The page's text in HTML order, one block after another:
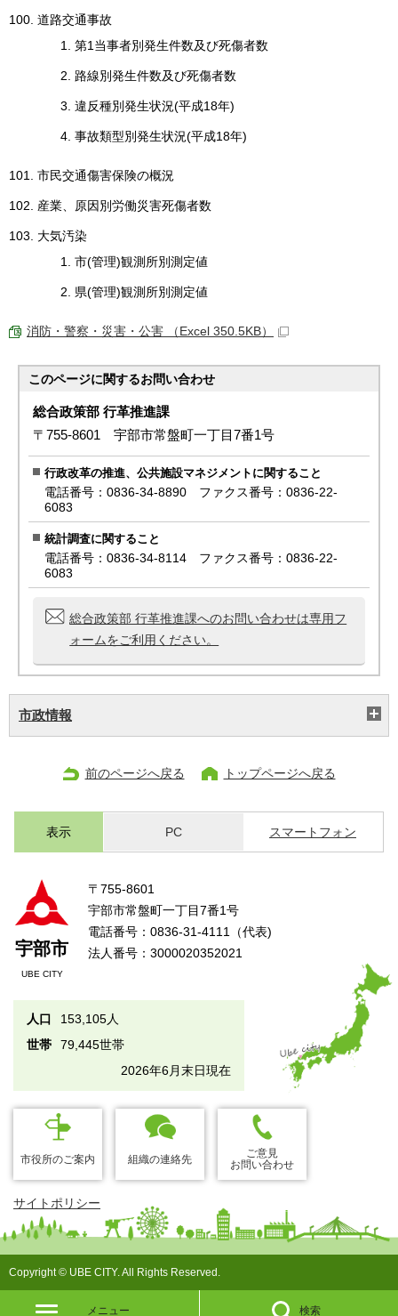
道路交通事故
第1当事者別発生件数及び死傷者数
路線別発生件数及び死傷者数
違反種別発生状況(平成18年)
事故類型別発生状況(平成18年)
市民交通傷害保険の概況
産業、原因別労働災害死傷者数
大気汚染
市(管理)観測所別測定値
県(管理)観測所別測定値
消防・警察・災害・公害 （Excel 350.5KB）
このページに関するお問い合わせ
総合政策部 行革推進課
〒755-8601 宇部市常盤町一丁目7番1号
行政改革の推進、公共施設マネジメントに関すること
電話番号：0836-34-8890 ファクス番号：0836-22-
6083
統計調査に関すること
電話番号：0836-34-8114 ファクス番号：0836-22-
6083
総合政策部 行革推進課へのお問い合わせは専用フ
ォームをご利用ください。
市政情報
前のページへ戻る トップページへ戻る
表示 PC スマートフォン
メニュー 検索
宇部市
UBE CITY
〒755-8601
宇部市常盤町一丁目7番1号
電話番号：0836-31-4111（代表)
法人番号：3000020352021
人口
153,105人
世帯
79,445世帯
2026年6月末日現在
市役所のご案内 組織の連絡先
ご意見
お問い合わせ
サイトポリシー
Copyright © UBE CITY. All Rights Reserved.